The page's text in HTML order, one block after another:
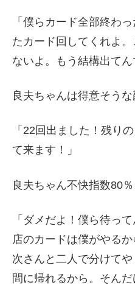
「僕らカード全部終わ
たカード回してくれよ
ないよ。もう結構出てん
良夫ちゃんは得意そうな
「22回出ました！残り
て来ます！」
良夫ちゃん不快指数80％
「ダメだよ！僕ら待っ
店のカードは僕がやる
次さんと二人で分けて
間に帰れるから。そんだ